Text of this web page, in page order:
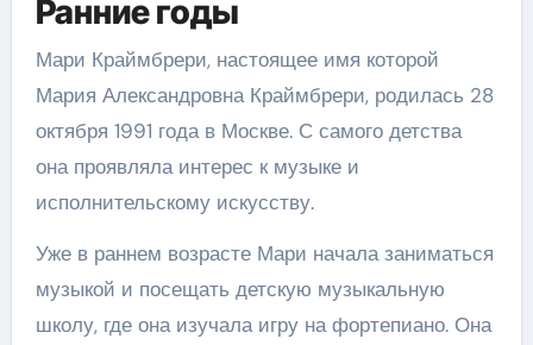
Ранние годы
Мари Краймбрери, настоящее имя которой
Мария Александровна Краймбрери, родилась 28
октября 1991 года в Москве. С самого детства
она проявляла интерес к музыке и
исполнительскому искусству.
Уже в раннем возрасте Мари начала заниматься
музыкой и посещать детскую музыкальную
школу, где она изучала игру на фортепиано. Она